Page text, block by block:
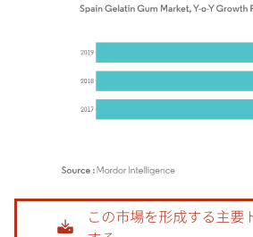
画像 © Mordor Intelligence。再利用にはCC BY